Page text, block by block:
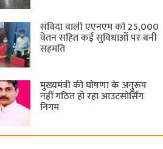
संविदा वाली एएनएम को 25,000
वेतन सहित कई सुविधाओं पर बनी
सहमति
मुख्यमंत्री की घोषणा के अनुरूप
नहीं गठित हो रहा आउटसोर्सिंग
निगम